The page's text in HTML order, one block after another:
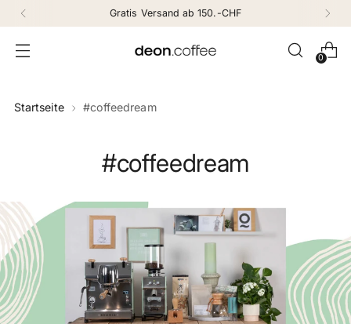
Gratis Versand ab 150.-CHF
0
Startseite #coffeedream
#coffeedream